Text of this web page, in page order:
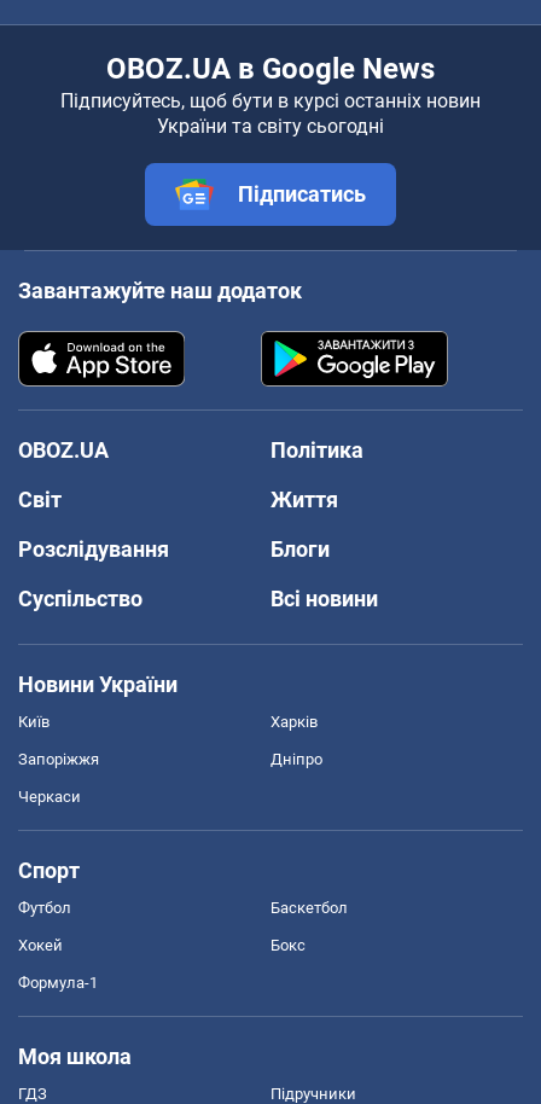
OBOZ.UA в Google News
Підписуйтесь, щоб бути в курсі останніх новин
України та світу сьогодні
Підписатись
Завантажуйте наш додаток
OBOZ.UA
Політика
Світ
Життя
Розслідування
Блоги
Суспільство
Всі новини
Новини України
Київ Харків
Запоріжжя Дніпро
Черкаси
Спорт
Футбол Баскетбол
Хокей Бокс
Формула-1
Моя школа
ГДЗ Підручники